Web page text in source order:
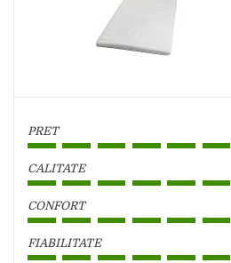
PRET
CALITATE
CONFORT
FIABILITATE